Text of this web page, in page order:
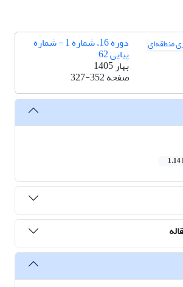
دوره 16، شماره 1 - شماره
پیاپی 62
بهار 1405
صفحه327-352
1.14